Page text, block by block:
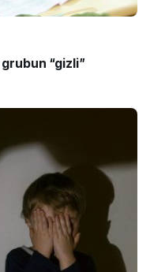
“gizli”